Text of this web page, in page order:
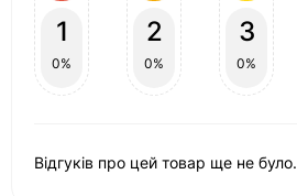
1
0%
2
0%
3
0%
Відгуків про цей товар ще не було.